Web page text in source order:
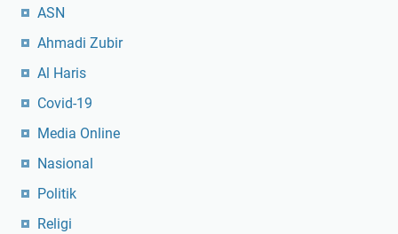
ASN
Ahmadi Zubir
Al Haris
Covid-19
Media Online
Nasional
Politik
Religi